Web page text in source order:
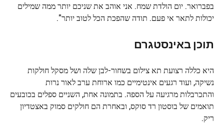
בפברואר. יום הולדת שמח. אני אוהב את שניכם יותר ממה שמילים
יכולות לתאר אי פעם. תודה שהפכת הכל לטוב יותר".
תוכן באינסטגרם
היא כללה רצועת תא צילום בשחור-לבן שלה ושל מסקל חולקות
נשיקה, ועוד רגעים אינטימיים כמו ארוחת ערב לאור נרות
והתכרבלות מרגיעה על הספה. בתמונה אחת, השניים ספלים בכובעים
תואמים של בוסטון רד סוקס, ובאחרת הם חולקים סמוק באצטדיון
ריק.